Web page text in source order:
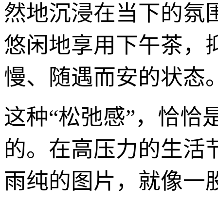
然地沉浸在当下的氛
悠闲地享用下午茶，
慢、随遇而安的状态
这种“松弛感”，恰恰
的。在高压力的生活
雨纯的图片，就像一